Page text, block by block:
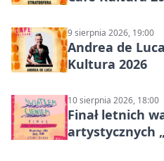
9 sierpnia 2026, 19:00
Andrea de
Kultura 2026
10 sierpnia 2026, 18:00
Finał letnich
artystycznych